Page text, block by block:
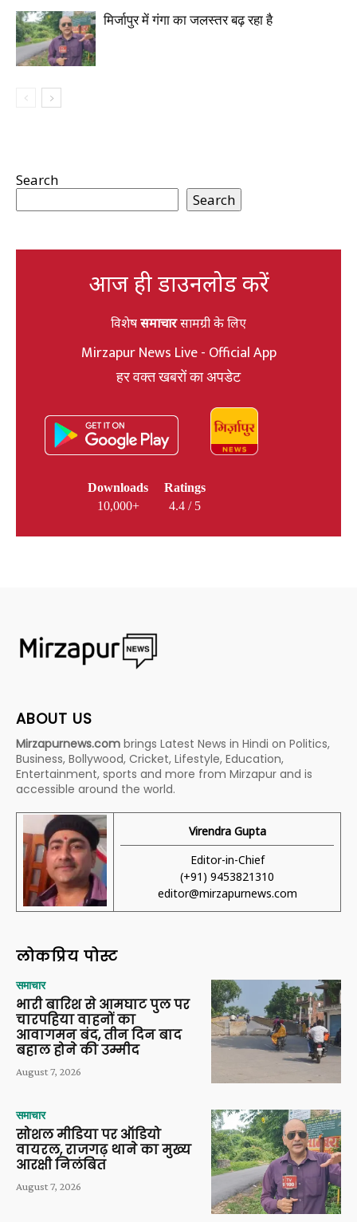
मिर्जापुर में गंगा का जलस्तर बढ़ रहा है
Search
Search
आज ही डाउनलोड करें
विशेषसमाचारसामग्री के लिए
Mirzapur News Live - Official App
हर वक्त खबरों का अपडेट
Downloads
10,000+
Ratings
4.4 / 5
ABOUT US
Mirzapurnews.com brings Latest News in Hindi on Politics,
Business, Bollywood, Cricket, Lifestyle, Education,
Entertainment, sports and more from Mirzapur and is
accessible around the world.
Virendra Gupta
Editor-in-Chief
(+91) 9453821310
editor@mirzapurnews.com
लोकप्रिय पोस्ट
समाचार
भारी बारिश से आमघाट पुल पर
चारपहिया वाहनों का
आवागमन बंद, तीन दिन बाद
बहाल होने की उम्मीद
August 7, 2026
समाचार
सोशल मीडिया पर ऑडियो
वायरल, राजगढ़ थाने का मुख्य
आरक्षी निलंबित
August 7, 2026